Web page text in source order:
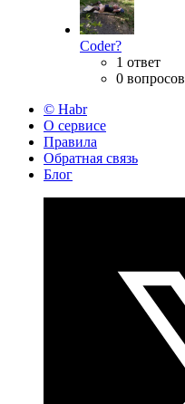
Coder?
1 ответ
0 вопросов
© Habr
О сервисе
Правила
Обратная связь
Блог